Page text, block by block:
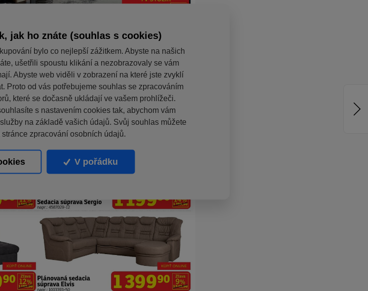
jak ho znáte (souhlas s cookies)
bylo co nejlepší zážitkem. Abyste na našich
ušetřili spoustu klikání a nezobrazovaly se vám
Abyste web viděli v zobrazení na které jste zvyklí
Proto od vás potřebujeme souhlas se zpracováním
které se dočasně ukládají ve vašem prohlížeči.
s nastavením cookies tak, abychom vám
na základě vašich údajů. Svůj souhlas můžete
zpracování osobních údajů.
V pořádku